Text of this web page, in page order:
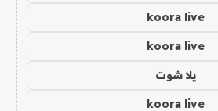
koora live
koora live
يلا شوت
koora live